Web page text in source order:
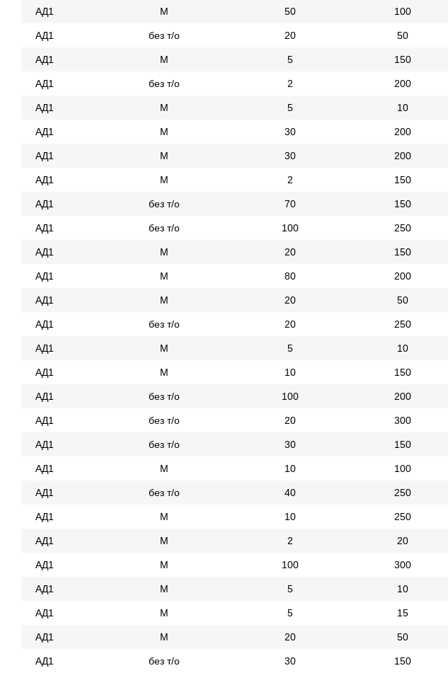
АД1 М 50 100
АД1 без т/о 20 50
АД1 М 5 150
АД1 без т/о 2 200
АД1 М 5 10
АД1 М 30 200
АД1 М 30 200
АД1 М 2 150
АД1 без т/о 70 150
АД1 без т/о 100 250
АД1 М 20 150
АД1 М 80 200
АД1 М 20 50
АД1 без т/о 20 250
АД1 М 5 10
АД1 М 10 150
АД1 без т/о 100 200
АД1 без т/о 20 300
АД1 без т/о 30 150
АД1 М 10 100
АД1 без т/о 40 250
АД1 М 10 250
АД1 М 2 20
АД1 М 100 300
АД1 М 5 10
АД1 М 5 15
АД1 М 20 50
АД1 без т/о 30 150